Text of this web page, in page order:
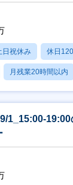
日祝休み 休日
月残業20時間以内
9/1_15:00-